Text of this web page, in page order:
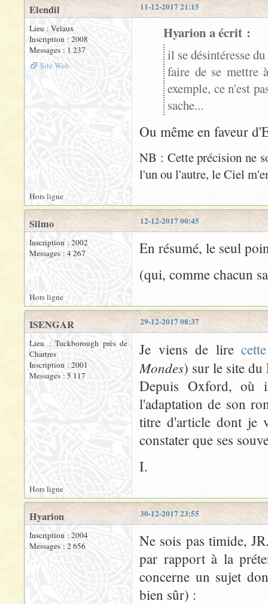
11-12-2017 21:15
Elendil
Lieu : Velaux
Inscription : 2008
Messages : 1 237
Site Web
Hyarion a écrit :
il se désintéresse
faire de se mettre
exemple, ce n'est
sache...
Ou même en faveur
NB : Cette précision ne
l'un ou l'autre, le Ciel
Hors ligne
12-12-2017 00:45
Silmo
Inscription : 2002
Messages : 4 267
En résumé, le seul
(qui, comme chacun
Hors ligne
29-12-2017 08:37
ISENGAR
Lieu : Tuckborough près de
Chartres
Inscription : 2001
Messages : 5 117
Je viens de lire
Mondes) sur le site
Depuis Oxford, où
l'adaptation de son
titre d'article dont je
constater que ses
I.
Hors ligne
30-12-2017 23:55
Hyarion
Inscription : 2004
Messages : 2 656
Ne sois pas timide,
par rapport à la
concerne un sujet
bien sûr) :